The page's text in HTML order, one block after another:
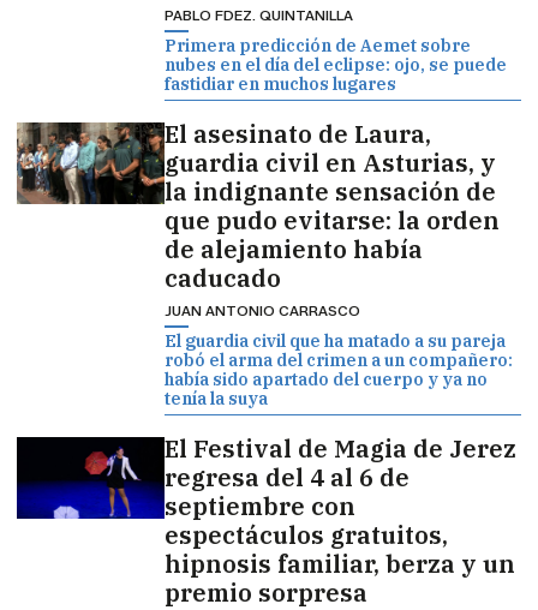
PABLO FDEZ. QUINTANILLA
Primera predicción de Aemet sobre
nubes en el día del eclipse: ojo, se puede
fastidiar en muchos lugares
El asesinato de Laura,
guardia civil en Asturias, y
la indignante sensación de
que pudo evitarse: la orden
de alejamiento había
caducado
JUAN ANTONIO CARRASCO
El guardia civil que ha matado a su pareja
robó el arma del crimen a un compañero:
había sido apartado del cuerpo y ya no
tenía la suya
El Festival de Magia de Jerez
regresa del 4 al 6 de
septiembre con
espectáculos gratuitos,
hipnosis familiar, berza y un
premio sorpresa